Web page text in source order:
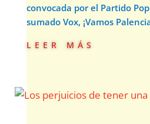
convocada por el Partido
sumado Vox, ¡Vamos
leer más